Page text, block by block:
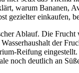
warum Bananen,
gezielter einkaufen,
Ablauf. Die
der
Reifung
noch deutlich an